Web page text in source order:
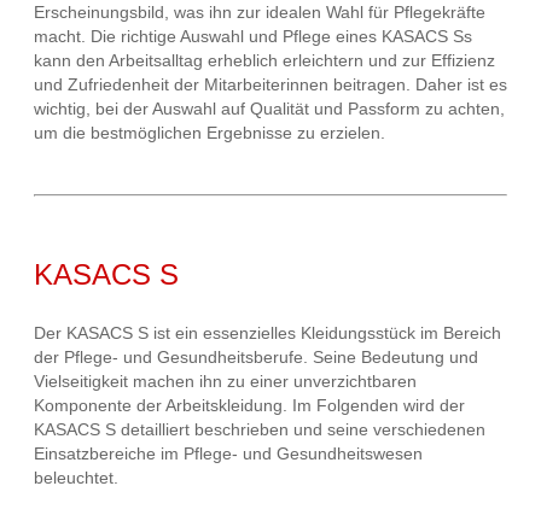
Erscheinungsbild, was ihn zur idealen Wahl für Pflegekräfte
macht. Die richtige Auswahl und Pflege eines KASACS Ss
kann den Arbeitsalltag erheblich erleichtern und zur Effizienz
und Zufriedenheit der Mitarbeiterinnen beitragen. Daher ist es
wichtig, bei der Auswahl auf Qualität und Passform zu achten,
um die bestmöglichen Ergebnisse zu erzielen.
KASACS S
Der KASACS S ist ein essenzielles Kleidungsstück im Bereich
der Pflege- und Gesundheitsberufe. Seine Bedeutung und
Vielseitigkeit machen ihn zu einer unverzichtbaren
Komponente der Arbeitskleidung. Im Folgenden wird der
KASACS S detailliert beschrieben und seine verschiedenen
Einsatzbereiche im Pflege- und Gesundheitswesen
beleuchtet.